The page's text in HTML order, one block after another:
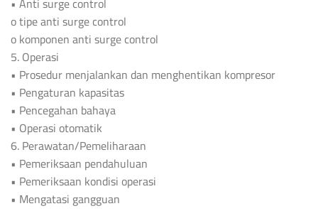
o tipe anti surge control
o komponen anti surge control
5. Operasi
• Prosedur menjalankan dan menghentikan kompresor
• Pengaturan kapasitas
• Pencegahan bahaya
• Operasi otomatik
6. Perawatan/Pemeliharaan
• Pemeriksaan pendahuluan
• Pemeriksaan kondisi operasi
• Mengatasi gangguan